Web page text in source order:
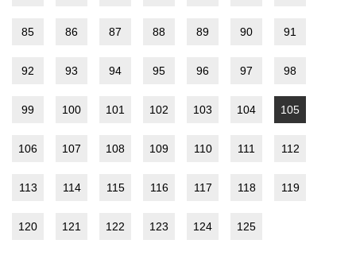
85 86 87 88 89 90 91
92 93 94 95 96 97 98
99 100 101 102 103 104 105
106 107 108 109 110 111 112
113 114 115 116 117 118 119
120 121 122 123 124 125